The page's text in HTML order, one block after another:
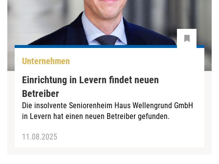
Unternehmen
Einrichtung in Levern findet neuen
Betreiber
Die insolvente Seniorenheim Haus Wellengrund GmbH
in Levern hat einen neuen Betreiber gefunden.
11.08.2025